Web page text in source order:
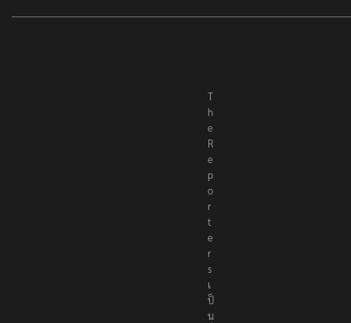
T
h
e
R
e
p
o
r
t
e
r
s
เ
ป็